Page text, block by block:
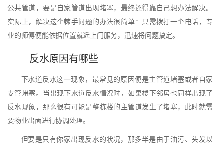
公共管道，要是自家管道出现堵塞，最终还得靠自己想办法解决。
实际上，解决这个棘手问题的办法很简单：只需拨打一个电话，专
业的师傅便能依据位置就近上门服务，迅速将问题搞定。
反水原因有哪些
下水道反水这一现象，最常见的原因便是主管道堵塞或者自家
支管堵塞。当出现下水道反水情况时，如果楼下邻居也同样出现了
反水现象，那么很有可能是整栋楼的主管道发生了堵塞，此时就需
要物业出面进行协调处理。
但要是只有你家出现反水的状况，那多半是由于油污、头发以